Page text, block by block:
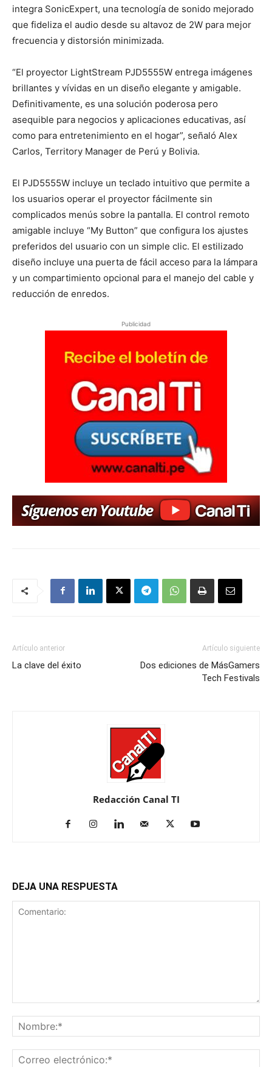
integra SonicExpert, una tecnología de sonido mejorado
que fideliza el audio desde su altavoz de 2W para mejor
frecuencia y distorsión minimizada.
“El proyector LightStream PJD5555W entrega imágenes
brillantes y vívidas en un diseño elegante y amigable.
Definitivamente, es una solución poderosa pero
asequible para negocios y aplicaciones educativas, así
como para entretenimiento en el hogar”, señaló Alex
Carlos, Territory Manager de Perú y Bolivia.
El PJD5555W incluye un teclado intuitivo que permite a
los usuarios operar el proyector fácilmente sin
complicados menús sobre la pantalla. El control remoto
amigable incluye “My Button” que configura los ajustes
preferidos del usuario con un simple clic. El estilizado
diseño incluye una puerta de fácil acceso para la lámpara
y un compartimiento opcional para el manejo del cable y
reducción de enredos.
Publicidad
Artículo anterior
La clave del éxito
Artículo siguiente
Dos ediciones de MásGamers
Tech Festivals
Redacción Canal TI
DEJA UNA RESPUESTA